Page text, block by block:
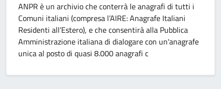
ANPR è un archivio che conterrà le anagrafi di tutti i
Comuni italiani (compresa l’AIRE: Anagrafe Italiani
Residenti all’Estero), e che consentirà alla Pubblica
Amministrazione italiana di dialogare con un'anagrafe
unica al posto di quasi 8.000 anagrafi c